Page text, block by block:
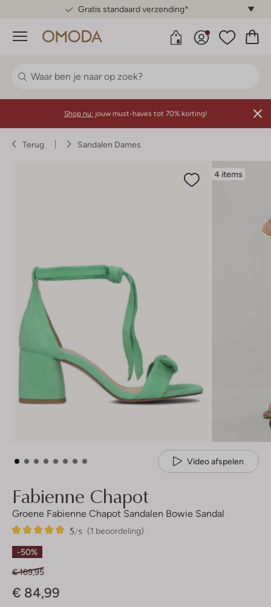
Gratis standaard verzending*
Menu
Shop nu: jouw must-haves tot 70% korting!
Terug Sandalen Dames
4 items
Video afspelen
Fabienne Chapot
Groene Fabienne Chapot Sandalen Bowie Sandal
(1 beoordeling)
5/5
1
5
Sterren
-50%
€ 169,95
€ 84,99